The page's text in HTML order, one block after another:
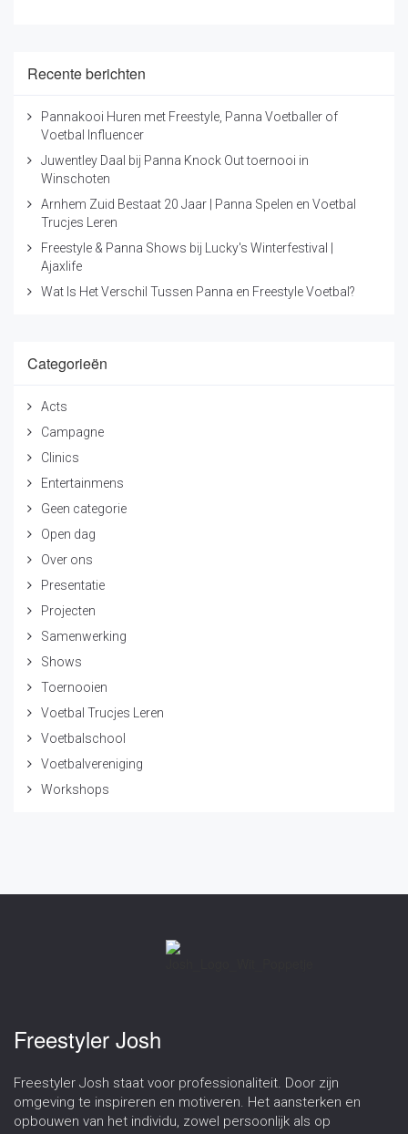
Recente berichten
Pannakooi Huren met Freestyle, Panna Voetballer of
Voetbal Influencer
Juwentley Daal bij Panna Knock Out toernooi in
Winschoten
Arnhem Zuid Bestaat 20 Jaar | Panna Spelen en Voetbal
Trucjes Leren
Freestyle & Panna Shows bij Lucky's Winterfestival |
Ajaxlife
Wat Is Het Verschil Tussen Panna en Freestyle Voetbal?
Categorieën
Acts
Campagne
Clinics
Entertainmens
Geen categorie
Open dag
Over ons
Presentatie
Projecten
Samenwerking
Shows
Toernooien
Voetbal Trucjes Leren
Voetbalschool
Voetbalvereniging
Workshops
Freestyler Josh
Freestyler Josh staat voor professionaliteit. Door zijn
omgeving te inspireren en motiveren. Het aansterken en
opbouwen van het individu, zowel persoonlijk als op